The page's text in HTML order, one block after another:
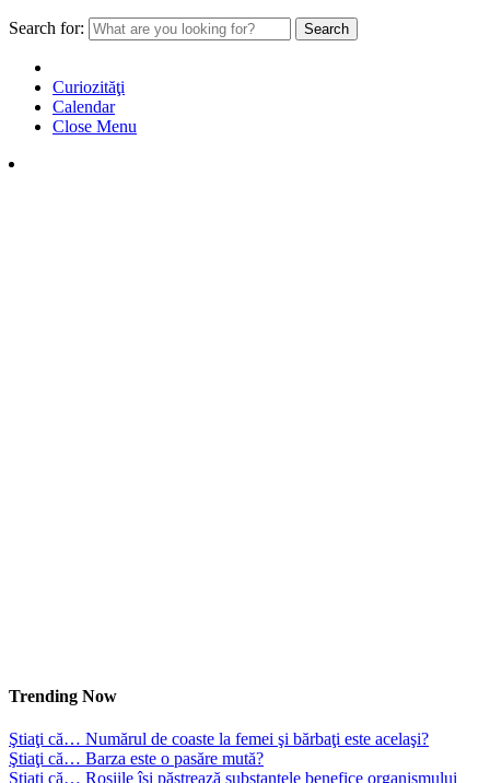
Search for:
Curiozităţi
Calendar
Close Menu
Trending Now
Ştiaţi că… Numărul de coaste la femei şi bărbaţi este acelaşi?
Ştiaţi că… Barza este o pasăre mută?
Știați că… Roşiile îsi păstrează substanţele benefice organismului